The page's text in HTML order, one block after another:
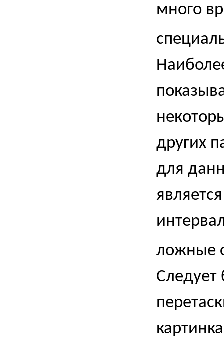
много
других
для
ложные
Следует